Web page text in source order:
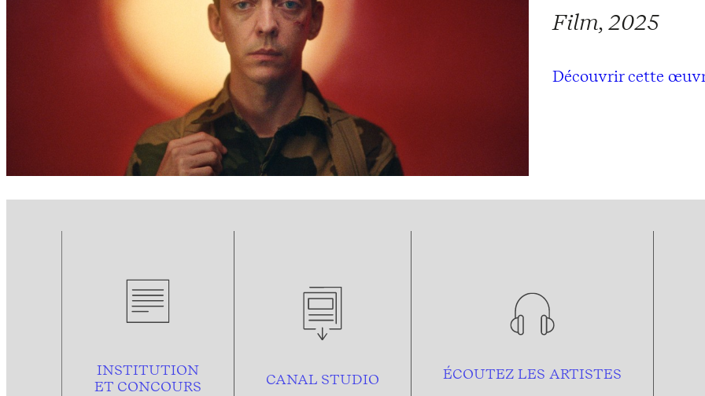
Film, 2025
Découvrir cette
INSTITUTION
ET CONCOURS
CANAL STUDIO ÉCOUTEZ LES ARTISTES